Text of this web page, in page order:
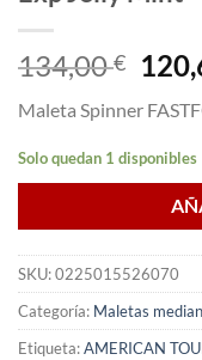
134,00€
El
era:
Maleta Spinner
Solo quedan 1 disponibles
SKU:0225015526070
Categoría: Maletas
Etiqueta:AMERICAN